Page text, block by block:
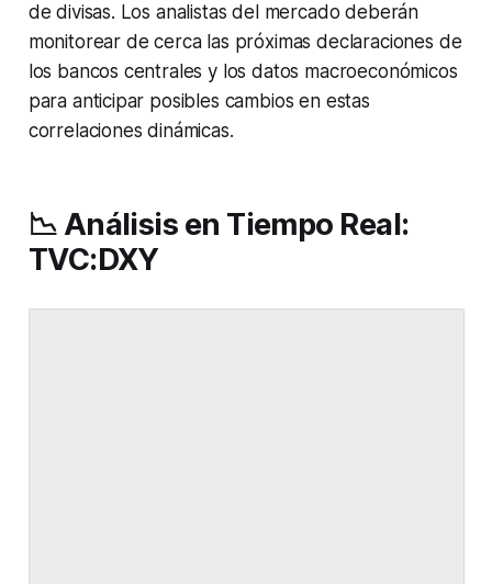
de divisas. Los analistas del mercado deberán
monitorear de cerca las próximas declaraciones de
los bancos centrales y los datos macroeconómicos
para anticipar posibles cambios en estas
correlaciones dinámicas.
📉 Análisis en Tiempo Real:
TVC:DXY